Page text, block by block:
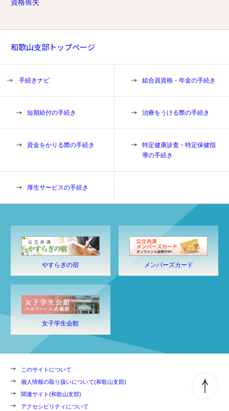
資格喪失
和歌山支部トップページ
手続きナビ 組合員資格・年金の手続き
短期給付の手続き 治療をうける際の手続き
資金をかりる際の手続き
特定健康診査・特定保健指
導の手続き
厚生サービスの手続き
やすらぎの宿 メンバーズカード
女子学生会館
このサイトについて
個人情報の取り扱いについて(和歌山支部)
関連サイト(和歌山支部)
アクセシビリティについて